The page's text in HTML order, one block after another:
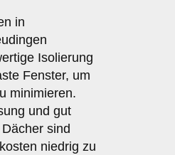
in
Isolierung
Fenster, um
minimieren.
und gut
sind
niedrig zu